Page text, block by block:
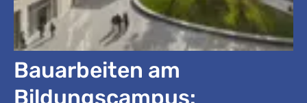
Bauarbeiten am
Bildungscampus: